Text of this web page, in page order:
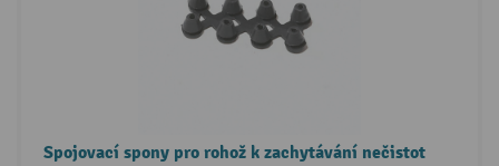
Spojovací spony pro rohož k zachytávání nečistot